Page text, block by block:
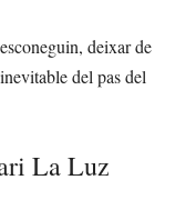
deixar de
del pas del
La Luz